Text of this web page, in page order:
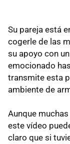
Su pareja está
cogerle de las
su apoyo con
emocionado
transmite esta
ambiente de
Aunque
este vídeo
claro que si